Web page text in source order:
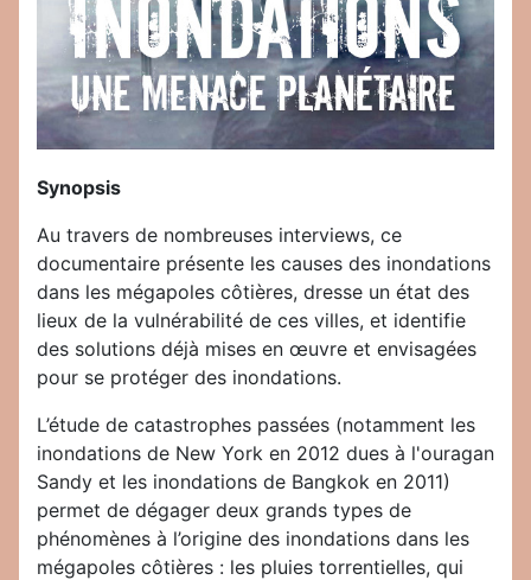
Synopsis
Au travers de nombreuses interviews, ce
documentaire présente les causes des inondations
dans les mégapoles côtières, dresse un état des
lieux de la vulnérabilité de ces villes, et identifie
des solutions déjà mises en œuvre et envisagées
pour se protéger des inondations.
L’étude de catastrophes passées (notamment les
inondations de New York en 2012 dues à l'ouragan
Sandy et les inondations de Bangkok en 2011)
permet de dégager deux grands types de
phénomènes à l’origine des inondations dans les
mégapoles côtières : les pluies torrentielles, qui